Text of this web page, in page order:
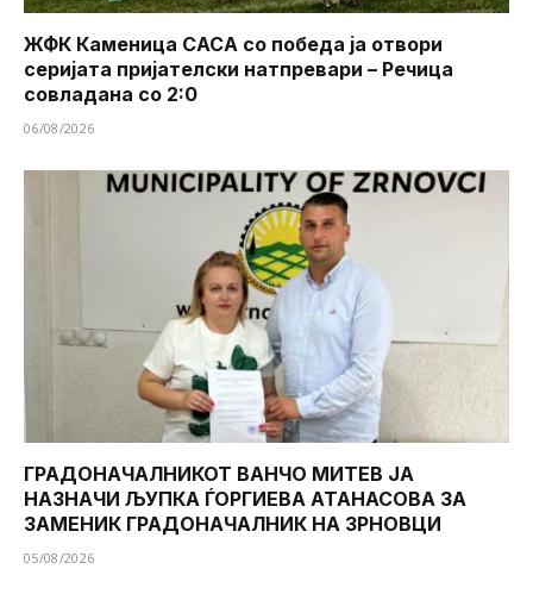
ЖФК Каменица САСА со победа ја отвори
серијата пријателски натпревари – Речица
совладана со 2:0
06/08/2026
ГРАДОНАЧАЛНИКОТ ВАНЧО МИТЕВ ЈА
НАЗНАЧИ ЉУПКА ЃОРГИЕВА АТАНАСОВА ЗА
ЗАМЕНИК ГРАДОНАЧАЛНИК НА ЗРНОВЦИ
05/08/2026